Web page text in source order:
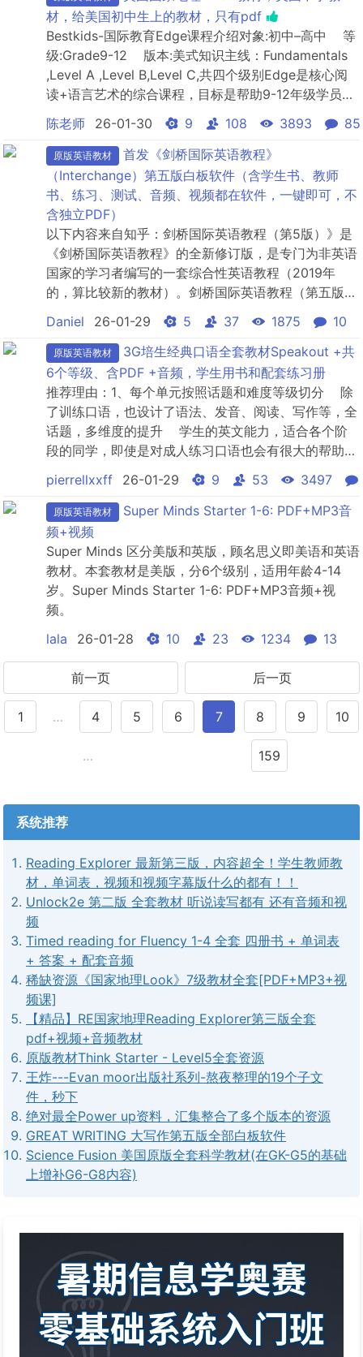
材，给美国初中生上的教材，只有pdf
Bestkids-国际教育Edge课程介绍 对象:初中–高中 等
级:Grade9-12 版本:美式知识主线：Fundamentals
,Level A ,Level B,Level C,共四个级别Edge是核心阅
读+语言艺术的综合课程，目标是帮助9-12年级学员的
语言和表达能力提升。Bestkids国际教育《Edge》课
程通过动态国家地理内容+...
陈老师 26-01-30 9 108 3893 85
原版英语教材
首发《剑桥国际英语教程》
（Interchange）第五版白板软件（含学生书、教师
书、练习、测试、音频、视频都在软件，一键即可，不
含独立PDF）
以下内容来自知乎：剑桥国际英语教程（第5版）》是
《剑桥国际英语教程》的全新修订版，是专门为非英语
国家的学习者编写的一套综合性英语教程（2019年
的，算比较新的教材）。剑桥国际英语教程（第五版）
的入门级、1级、2级和3级，覆盖了欧洲现代语言教学
大纲（CEFR）A1到B1的语言能力要求。完成四个级别
的学习后，学生可达大剑桥通用英语五级考试（MSE）
第二级（PET）的英语能力要求，并可为备考雅思
（IEL...
Daniel 26-01-29 5 37 1875 10
原版英语教材
3G培生经典口语全套教材Speakout +共
6个等级、含PDF +音频，学生用书和配套练习册
推荐理由：1、每个单元按照话题和难度等级切分 除
了训练口语，也设计了语法、发音、阅读、写作等，全
话题，多维度的提升 学生的英文能力，适合各个阶
段的同学，即使是对成人练习口语也会有很大的帮助。
2、培生出版，教材绝对设计科学，内容绝对的
authentic。3、配套的workbook，及时检验口语学习
程度，学以致用。资料共6个级别：Speakout
Starter（起始级）Speakout ...
pierrellxxff 26-01-29 9 53 3497
原版英语教材
Super Minds Starter 1-6: PDF+MP3音
频+视频
Super Minds 区分美版和英版，顾名思义即美语和英语
教材。本套教材是美版，分6个级别，适用年龄4-14
岁。Super Minds Starter 1-6: PDF+MP3音频+视
频。
lala
26-01-28 10 23 1234 13
前一页 后一页
1 … 4 5 6 7 8 9 10
… 159
系统推荐
Reading Explorer 最新第三版，内容超全！学生教师教
材，单词表，视频和视频字幕版什么的都有！！
Unlock2e 第二版 全套教材 听说读写都有 还有音频和视
频
Timed reading for Fluency 1-4 全套 四册书 + 单词表
+ 答案 + 配套音频
稀缺资源《国家地理Look》7级教材全套[PDF+MP3+视
频课]
【精品】RE国家地理Reading Explorer第三版全套
pdf+视频+音频教材
原版教材Think Starter - Level5全套资源
王炸---Evan moor出版社系列-熬夜整理的19个子文
件，秒下
绝对最全Power up资料，汇集整合了多个版本的资源
GREAT WRITING 大写作第五版全部白板软件
Science Fusion 美国原版全套科学教材(在GK-G5的基础
上增补G6-G8内容)